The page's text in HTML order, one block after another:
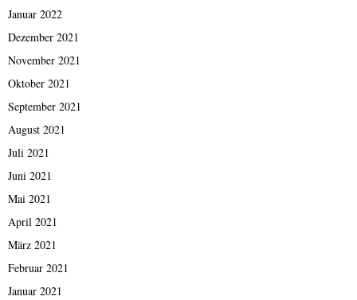
Januar 2022
Dezember 2021
November 2021
Oktober 2021
September 2021
August 2021
Juli 2021
Juni 2021
Mai 2021
April 2021
März 2021
Februar 2021
Januar 2021